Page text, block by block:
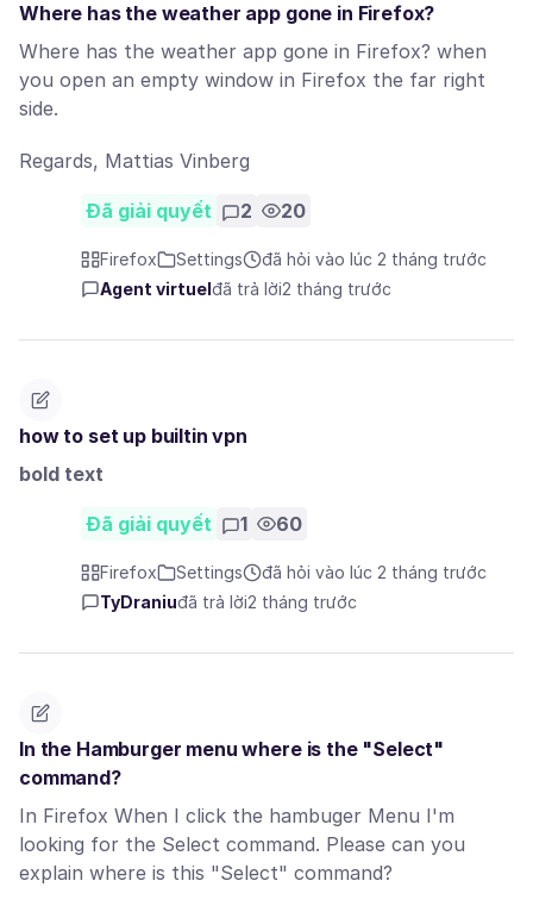
Where has the weather app gone in Firefox?
Where has the weather app gone in Firefox? when
you open an empty window in Firefox the far right
side.
Regards, Mattias Vinberg
Đã giải quyết 2 20
Firefox Settings
đã hỏi vào lúc 2 tháng trước
Agent virtuel đã trả lời2 tháng trước
how to set up builtin vpn
bold text
Đã giải quyết 1 60
Firefox Settings
đã hỏi vào lúc 2 tháng trước
TyDraniuđã trả lời2 tháng trước
In the Hamburger menu where is the "Select"
command?
In Firefox When I click the hambuger Menu I'm
looking for the Select command. Please can you
explain where is this "Select" command?